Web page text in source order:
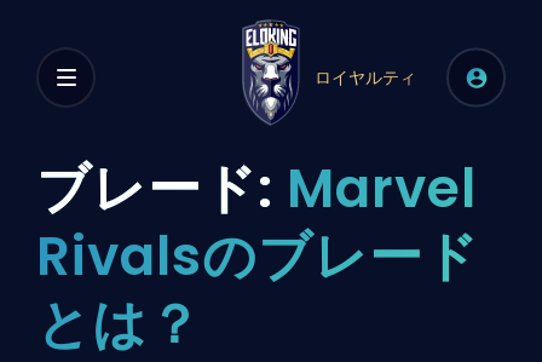
ロイヤルティ
ブレード: Marvel
Rivalsのブレード
とは？